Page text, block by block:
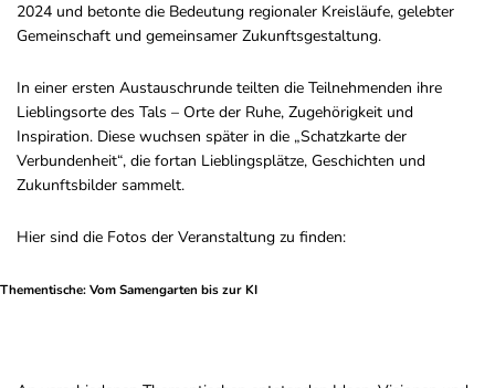
2024 und betonte die Bedeutung regionaler Kreisläufe, gelebter
Gemeinschaft und gemeinsamer Zukunftsgestaltung.
In einer ersten Austauschrunde teilten die Teilnehmenden ihre
Lieblingsorte des Tals – Orte der Ruhe, Zugehörigkeit und
Inspiration. Diese wuchsen später in die „Schatzkarte der
Verbundenheit“, die fortan Lieblingsplätze, Geschichten und
Zukunftsbilder sammelt.
Hier sind die Fotos der Veranstaltung zu finden:
Thementische: Vom Samengarten bis zur KI